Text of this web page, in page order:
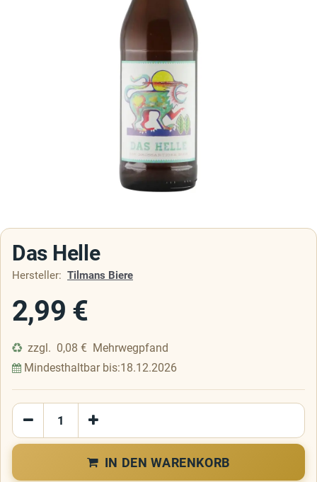
Das Helle
Hersteller: Tilmans Biere
2,99 €
zzgl. 0,08 € Mehrwegpfand
Mindesthaltbar bis:18.12.2026
IN DEN WARENKORB